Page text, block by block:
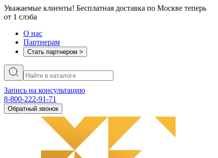
Уважаемые клиенты! Бесплатная доставка по Москве теперь
от 1 слэба
О нас
Партнерам
Стать партнером >
Запись на консультацию
8-800-222-91-71
Обратный звонок